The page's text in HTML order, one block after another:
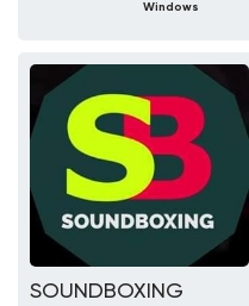
Windows
SOUNDBOXING